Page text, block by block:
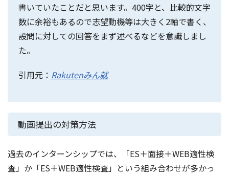
書いていたことだと思います。400字と、比較的文字
数に余裕もあるので志望動機等は大きく2軸で書く、
設問に対しての回答をまず述べるなどを意識しまし
た。
引用元： Rakutenみん就
動画提出の対策方法
過去のインターンシップでは、「ES＋面接＋WEB適性検
査」か「ES＋WEB適性検査」という組み合わせが多かっ